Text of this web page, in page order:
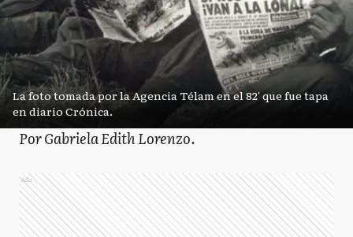
La foto tomada por la Agencia Télam en el 82' que fue tapa
en diario Crónica.
Por Gabriela Edith Lorenzo.
Ads